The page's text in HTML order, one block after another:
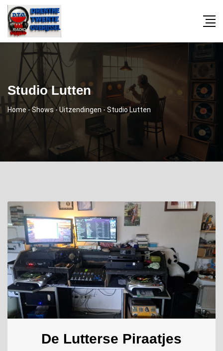
Studio Lutten
Home-Shows-Uitzendingen - Studio Lutten
De Lutterse Piraatjes